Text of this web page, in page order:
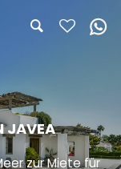
JAVEA
zur Miete für